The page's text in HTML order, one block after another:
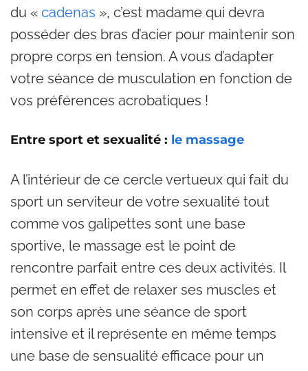
du « cadenas », c’est madame qui devra
posséder des bras d’acier pour maintenir son
propre corps en tension. A vous d’adapter
votre séance de musculation en fonction de
vos préférences acrobatiques !
Entre sport et sexualité : le massage
A l’intérieur de ce cercle vertueux qui fait du
sport un serviteur de votre sexualité tout
comme vos galipettes sont une base
sportive, le massage est le point de
rencontre parfait entre ces deux activités. Il
permet en effet de relaxer ses muscles et
son corps après une séance de sport
intensive et il représente en même temps
une base de sensualité efficace pour un